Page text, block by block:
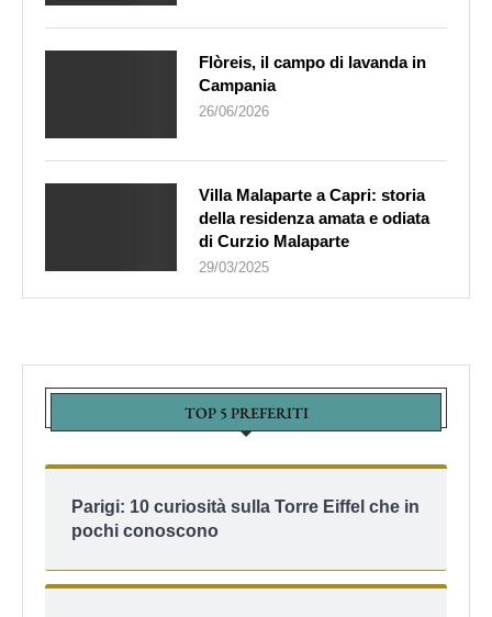
Flòreis, il campo di lavanda in
Campania
26/06/2026
Villa Malaparte a Capri: storia
della residenza amata e odiata
di Curzio Malaparte
29/03/2025
TOP 5 PREFERITI
Parigi: 10 curiosità sulla Torre Eiffel che in
pochi conoscono